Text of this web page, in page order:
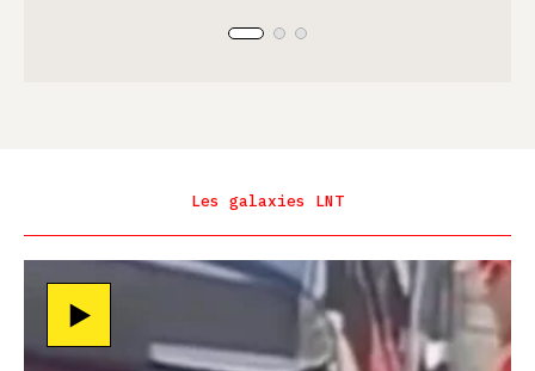
Les galaxies LNT